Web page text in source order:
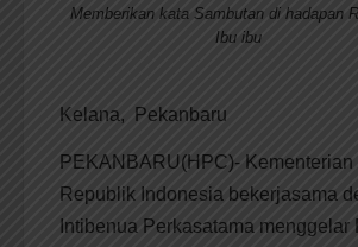
Memberikan kata Sambutan di hadapan
Ibu ibu
Kelana, Pekanbaru
PEKANBARU(HPC)-
Republik Indonesia bekerjasama
Intibenua Perkasatama menggelar